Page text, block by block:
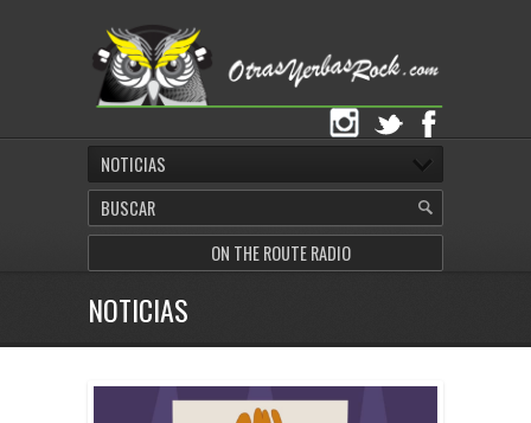
NOTICIAS
ON THE ROUTE RADIO
NOTICIAS